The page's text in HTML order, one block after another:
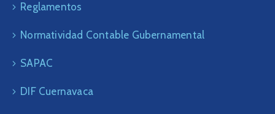
Reglamentos
Normatividad Contable Gubernamental
SAPAC
DIF Cuernavaca